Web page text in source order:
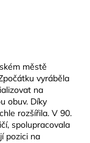
městě
vyráběla
na
obuv. Díky
rozšířila. V 90.
spolupracovala
pozici na